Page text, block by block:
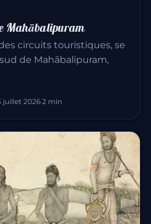
Mahābalipuram
circuits touristiques, se
de Mahābalipuram,
juillet 2026·2 min